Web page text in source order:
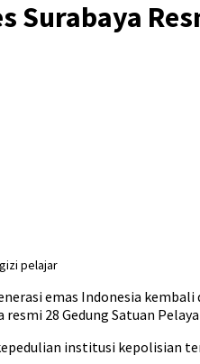
pelajar
emas Indonesia
28 Gedung Satuan
institusi kepolisian